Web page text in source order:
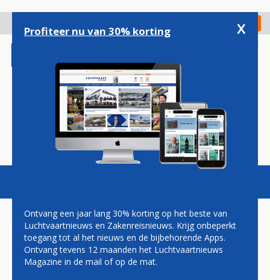
gaan
Check in
Magazine Podcasts Vacatures
AVIANCA BRASIL VRAAGT
UITSTEL VAN BETALING AAN
Profiteer nu van 30% korting x
Ontvang een jaar lang 30% korting op het beste van
Luchtvaartnieuws en Zakenreisnieuws. Krijg onbeperkt
toegang tot al het nieuws en de bijbehorende Apps.
Ontvang tevens 12 maanden het Luchtvaartnieuws
Magazine in de mail of op de mat.